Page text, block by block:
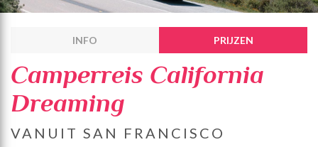
INFO PRIJZEN
Camperreis California
Dreaming
VANUIT SAN FRANCISCO